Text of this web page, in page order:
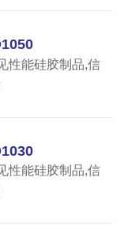
性能硅胶制品,信
性能硅胶制品,信